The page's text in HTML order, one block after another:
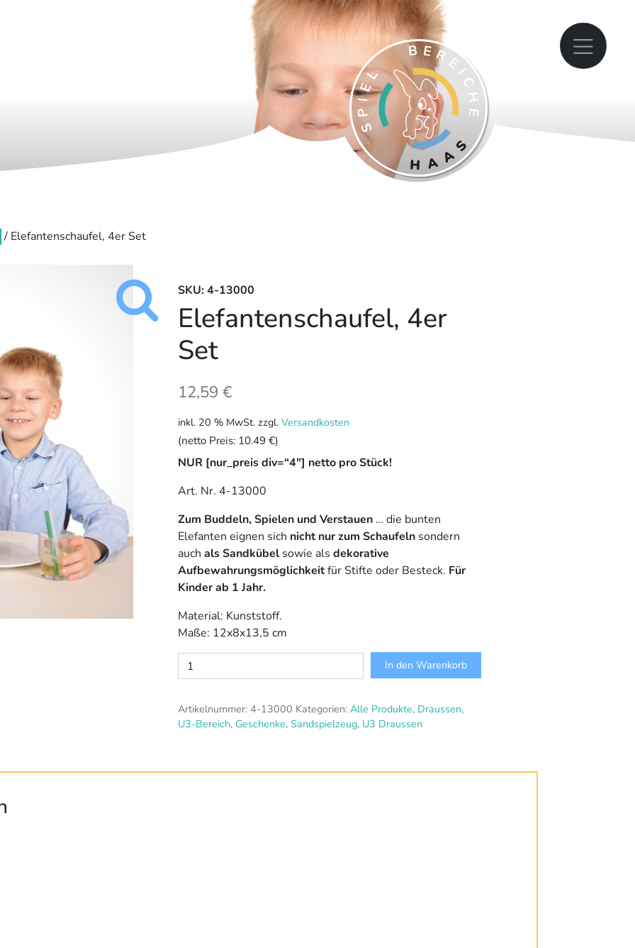
/ Elefantenschaufel, 4er Set
SKU: 4-13000
Elefantenschaufel, 4er
Set
12,59 €
inkl. 20 % MwSt. zzgl. Versandkosten
(netto Preis: 10.49 €)
NUR [nur_preis div=“4″] netto pro Stück!
Art. Nr. 4-13000
Zum Buddeln, Spielen und Verstauen… die bunten
Elefanten eignen sich nicht nur zum Schaufelnsondern
auch als Sandkübelsowie als dekorative
Aufbewahrungsmöglichkeitfür Stifte oder Besteck. Für
Kinder ab 1 Jahr.
Material: Kunststoff.
Maße: 12x8x13,5 cm
Elefantenschaufel,
4er
Menge
In den Warenkorb
Artikelnummer: 4-13000 Kategorien: Alle Produkte, Draussen,
U3-Bereich, Geschenke, Sandspielzeug, U3 Draussen